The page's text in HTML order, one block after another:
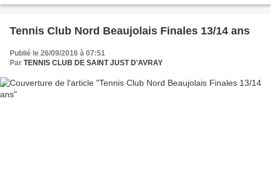
Tennis Club Nord Beaujolais Finales 13/14 ans
Publié le 26/09/2016 à 07:51
Par TENNIS CLUB DE SAINT JUST D'AVRAY